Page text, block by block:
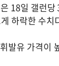
18일 갤런
하락한 수치
발유 가격이